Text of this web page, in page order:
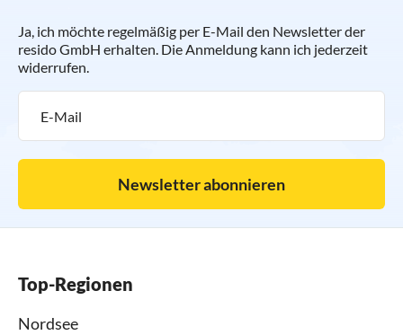
Ja, ich möchte regelmäßig per E-Mail den Newsletter der
resido GmbH erhalten. Die Anmeldung kann ich jederzeit
widerrufen.
Newsletter abonnieren
Top-Regionen
Nordsee